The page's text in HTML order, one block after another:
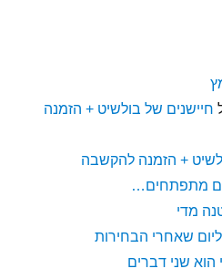
חיישנים של בולשיט + הזמנה
+ הזמנה להקשבה
מתפתחים…
מדי
שאחרי הבחירות
הוא שני דברים